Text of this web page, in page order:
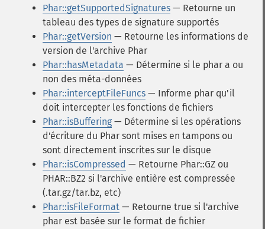
Phar::getSupportedSignatures — Retourne un
tableau des types de signature supportés
Phar::getVersion — Retourne les informations de
version de l'archive Phar
Phar::hasMetadata — Détermine si le phar a ou
non des méta-données
Phar::interceptFileFuncs — Informe phar qu'il
doit intercepter les fonctions de fichiers
Phar::isBuffering — Détermine si les opérations
d'écriture du Phar sont mises en tampons ou
sont directement inscrites sur le disque
Phar::isCompressed — Retourne Phar::GZ ou
PHAR::BZ2 si l'archive entière est compressée
(.tar.gz/tar.bz, etc)
Phar::isFileFormat — Retourne true si l'archive
phar est basée sur le format de fichier